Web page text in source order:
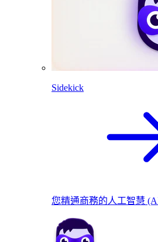
Sidekick
您精通商務的人工智慧